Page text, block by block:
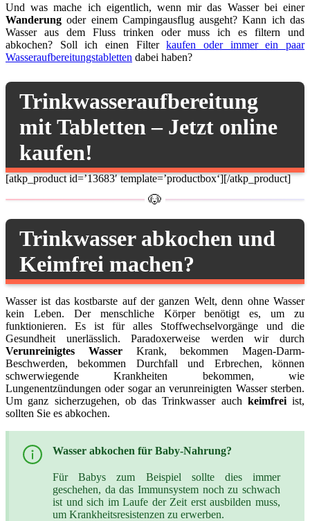
Und was mache ich eigentlich, wenn mir das Wasser bei einer
Wanderungoder einem Campingausflug ausgeht? Kann ich das
Wasser aus dem Fluss trinken oder muss ich es filtern und
abkochen? Soll ich einen Filterkaufen oder immer ein paar
Wasseraufbereitungstabletten dabei haben?
Trinkwasseraufbereitung
mit Tabletten – Jetzt online
kaufen!
[atkp_product id=’13683′ template=’productbox‘][/atkp_product]
Trinkwasser abkochen und
Keimfrei machen?
Wasser ist das kostbarste auf der ganzen Welt, denn ohne Wasser
kein Leben. Der menschliche Körper benötigt es, um zu
funktionieren. Es ist für alles Stoffwechselvorgänge und die
Gesundheit unerlässlich. Paradoxerweise werden wir durch
Verunreinigtes WasserKrank, bekommen Magen-Darm-
Beschwerden, bekommen Durchfall und Erbrechen, können
schwerwiegende Krankheiten bekommen, wie
Lungenentzündungen oder sogar an verunreinigten Wasser sterben.
Um ganz sicherzugehen, ob das Trinkwasser auch keimfreiist,
sollten Sie es abkochen.
Wasser abkochen für Baby-Nahrung?
Für Babys zum Beispiel sollte dies immer
geschehen, da das Immunsystem noch zu schwach
ist und sich im Laufe der Zeit erst ausbilden muss,
um Krankheitsresistenzen zu erwerben.